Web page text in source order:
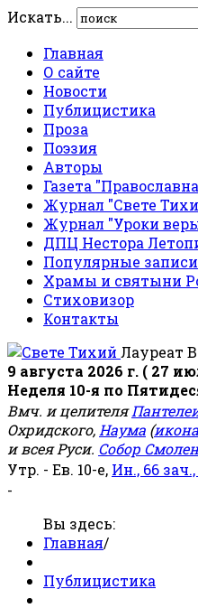
Искать...
Главная
О сайте
Новости
Публицистика
Проза
Поэзия
Авторы
Газета
Журнал "Свете
Журнал "Уроки
ДПЦ Нестора
Популярные записи
Храмы и святыни
Стиховизор
Контакты
Лауреат
9 августа 2026 г. ( 27
Неделя 10-я по
Вмч. и целителя
Охридского, Наума (икона
и всея Руси. Собор
Утр. - Ев. 10-е, Ин., 66
-
Вы здесь:
Главная/
Публицистика